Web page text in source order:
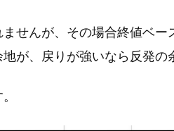
せんが、その場合終値ベ
が、戻りが強いなら反発の